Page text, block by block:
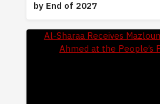
by End of 2027